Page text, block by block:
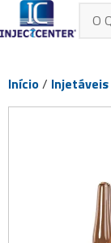
Início/ Injetáveis